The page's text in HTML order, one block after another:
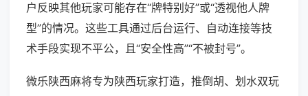
户反映其他玩家可能存在“牌特别好”或“透视他人牌
型”的情况。这些工具通过后台运行、自动连接等技
术手段实现不平公，且“安全性高”“不被封号”。
微乐陕西麻将专为陕西玩家打造，推倒胡、划水双玩